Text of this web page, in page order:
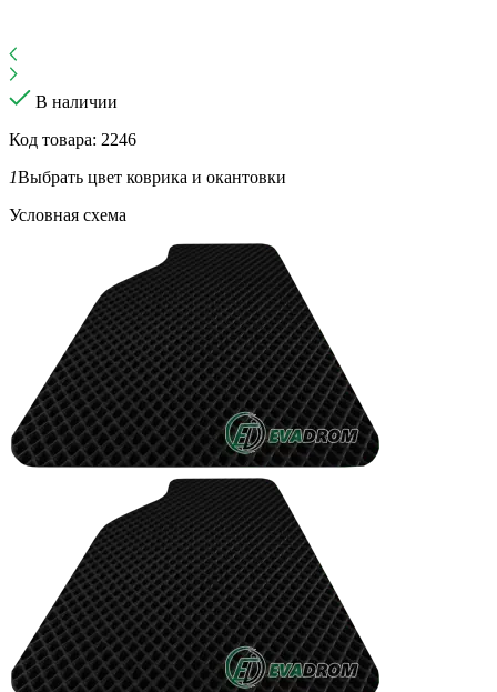
В наличии
Код товара: 2246
1Выбрать цвет коврика и окантовки
Условная схема